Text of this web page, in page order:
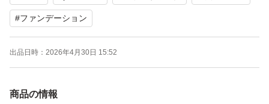
こすらず、ローラーでつやをのせるバーム状美容液ファン
デーション。かさつきに高密着。うるおい美容効果持続。
バームゲル処方。こすらず均一塗布。低摩擦クッションロ
#ファンデーション
出品日時： 2026年4月30日 15:52
商品の情報